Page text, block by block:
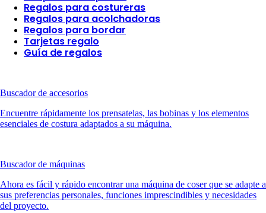
Regalos para costureras
Regalos para acolchadoras
Regalos para bordar
Tarjetas regalo
Guía de regalos
Buscador de accesorios
Encuentre rápidamente los prensatelas, las bobinas y los elementos
esenciales de costura adaptados a su máquina.
Buscador de máquinas
Ahora es fácil y rápido encontrar una máquina de coser que se adapte a
sus preferencias personales, funciones imprescindibles y necesidades
del proyecto.